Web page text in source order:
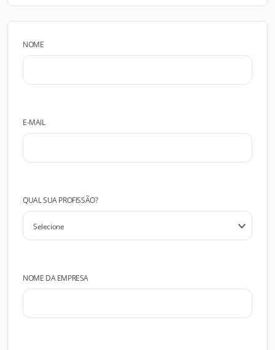
NOME
E-MAIL
QUAL SUA PROFISSÃO?
NOME DA EMPRESA